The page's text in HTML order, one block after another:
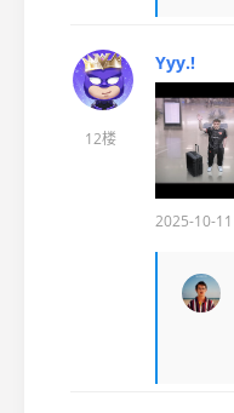
12楼
Yyy.!
2025-10-11